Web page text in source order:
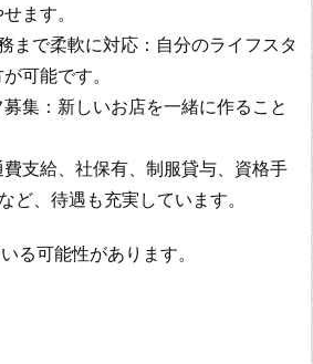
ます。
まで柔軟に対応：自分のライフスタ
可能です。
集：新しいお店を一緒に作ること
支給、社保有、制服貸与、資格手
ど、待遇も充実しています。
る可能性があります。